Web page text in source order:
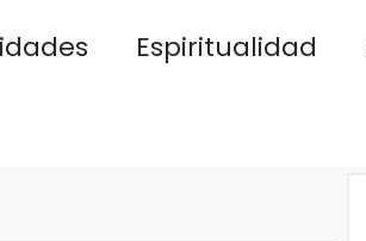
Espiritualidad